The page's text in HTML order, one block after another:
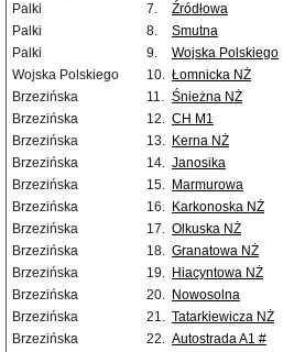
Palki
7. Źródłowa
Palki
8. Smutna
Palki
9. Wojska Polskiego
Wojska Polskiego
10. Łomnicka NŻ
Brzezińska
11. Śnieżna NŻ
Brzezińska
12. CH M1
Brzezińska
13. Kerna NŻ
Brzezińska
14. Janosika
Brzezińska
15. Marmurowa
Brzezińska
16. Karkonoska NŻ
Brzezińska
17. Olkuska NŻ
Brzezińska
18. Granatowa NŻ
Brzezińska
19. Hiacyntowa NŻ
Brzezińska
20. Nowosolna
Brzezińska
21. Tatarkiewicza NŻ
Brzezińska
22. Autostrada A1 #